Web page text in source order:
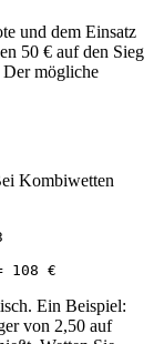
und dem Einsatz
50 € auf den Sieg
mögliche
Kombiwetten
108 €
Ein Beispiel:
von 2,50 auf